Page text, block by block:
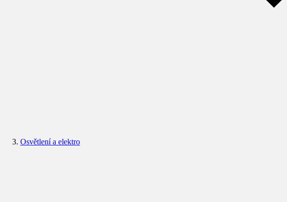
Osvětlení a elektro